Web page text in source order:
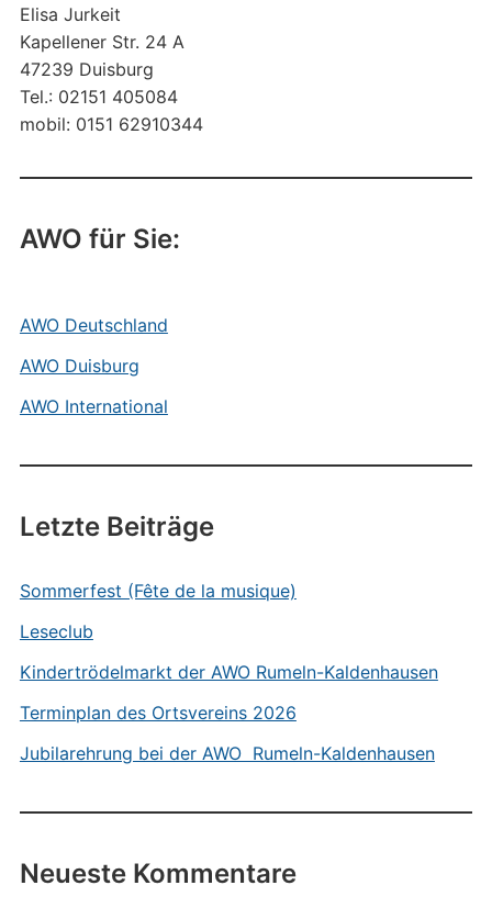
Elisa Jurkeit
Kapellener Str. 24 A
47239 Duisburg
Tel.: 02151 405084
mobil: 0151 62910344
AWO für Sie:
AWO Deutschland
AWO Duisburg
AWO International
Letzte Beiträge
Sommerfest (Fête de la musique)
Leseclub
Kindertrödelmarkt der AWO Rumeln-Kaldenhausen
Terminplan des Ortsvereins 2026
Jubilarehrung bei der AWO Rumeln-Kaldenhausen
Neueste Kommentare